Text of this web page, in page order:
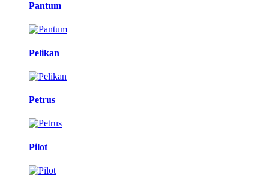
Pantum
Pelikan
Petrus
Pilot